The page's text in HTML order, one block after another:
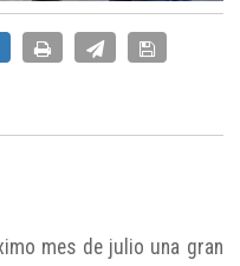
mes de julio una gran